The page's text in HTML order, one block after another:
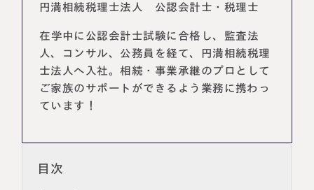
ラティス青山スクエア2階
大阪事務所
〒530-0017
大阪府大阪市北区角田町8番47号
阪急グランドビル20階
Access
円満相続税理士法人 公認会計士・税理士
在学中に公認会計士試験に合格し、監査法
人、コンサル、公務員を経て、円満相続税理
士法人へ入社。相続・事業承継のプロとして
ご家族のサポートができるよう業務に携わっ
ています！
目次